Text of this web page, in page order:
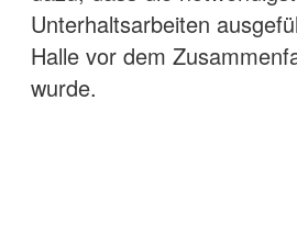
Unterhaltsarbeiten
Halle vor dem
wurde.